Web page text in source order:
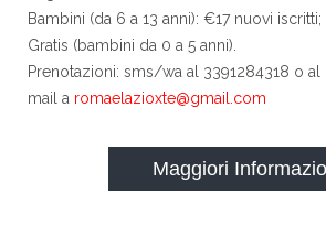
Bambini (da 6 a 13 anni): €17 nuovi iscritti;
Gratis (bambini da 0 a 5 anni).
Prenotazioni: sms/wa al 3391284318 o al
mail a romaelazioxte@gmail.com
Maggiori